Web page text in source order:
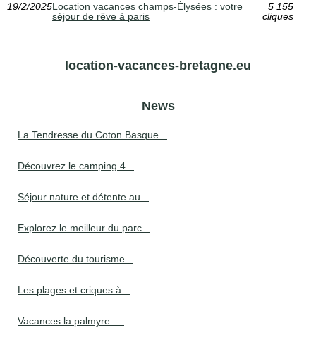
19/2/2025Location vacances champs-Élysées : votre
séjour de rêve à paris
5 155
cliques
location-vacances-bretagne.eu
News
La Tendresse du Coton Basque...
Découvrez le camping 4...
Séjour nature et détente au...
Explorez le meilleur du parc...
Découverte du tourisme...
Les plages et criques à...
Vacances la palmyre :...